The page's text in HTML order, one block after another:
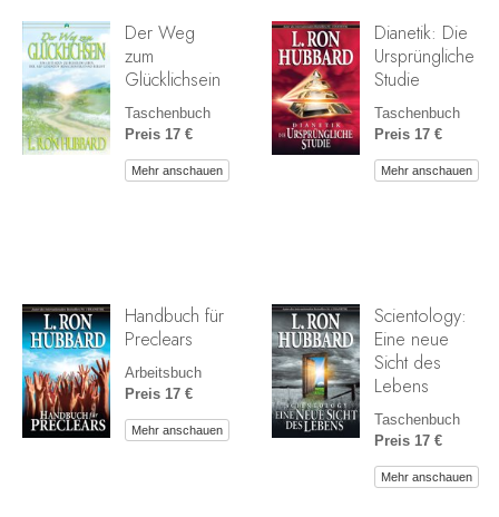
Der Weg
zum
Glücklichsein
Taschenbuch
Preis 17 €
Mehr anschauen
Dianetik: Die
Ursprüngliche
Studie
Taschenbuch
Preis 17 €
Mehr anschauen
Handbuch für
Preclears
Arbeitsbuch
Preis 17 €
Mehr anschauen
Scientology:
Eine neue
Sicht des
Lebens
Taschenbuch
Preis 17 €
Mehr anschauen